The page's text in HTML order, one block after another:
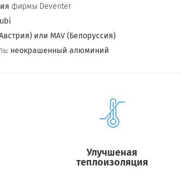
фирмы Deventer
или MAV (Белоруссия)
неокрашенный алюминий
Улучшеная
теплоизоляция